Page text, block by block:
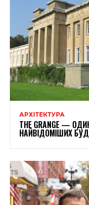
АРХІТЕКТУРА
THE GRANGE —
НАЙВІДОМІШИХ